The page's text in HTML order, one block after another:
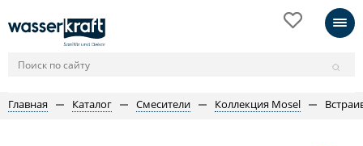
Главная Каталог Смесители Коллекция Mosel